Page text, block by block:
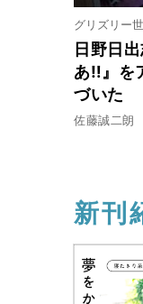
グリズリー
日野日
あ‼︎』を
づいた
佐藤誠二朗
新刊